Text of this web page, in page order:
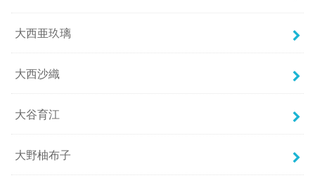
大西亜玖璃
大西沙織
大谷育江
大野柚布子